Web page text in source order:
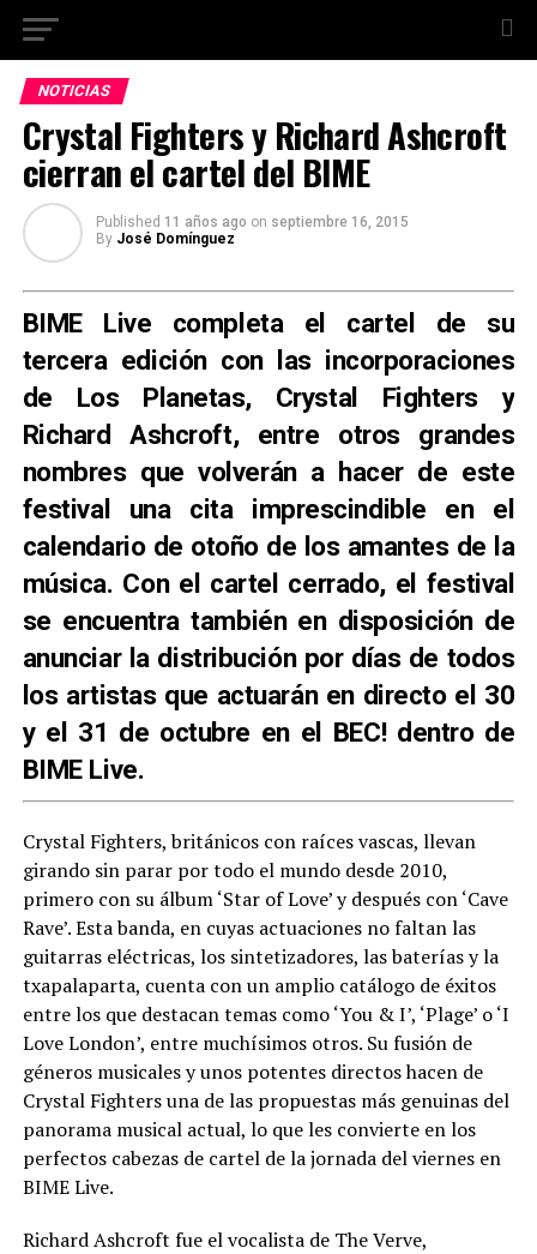
NOTICIAS
Crystal Fighters y Richard Ashcroft
cierran el cartel del BIME
Published 11 años ago on septiembre 16, 2015
By José Domínguez
BIME Live completa el cartel de su
tercera edición con las incorporaciones
de Los Planetas, Crystal Fighters y
Richard Ashcroft, entre otros grandes
nombres que volverán a hacer de este
festival una cita imprescindible en el
calendario de otoño de los amantes de la
música. Con el cartel cerrado, el festival
se encuentra también en disposición de
anunciar la distribución por días de todos
los artistas que actuarán en directo el 30
y el 31 de octubre en el BEC! dentro de
BIME Live.
Crystal Fighters, británicos con raíces vascas, llevan
girando sin parar por todo el mundo desde 2010,
primero con su álbum ‘Star of Love’ y después con ‘Cave
Rave’. Esta banda, en cuyas actuaciones no faltan las
guitarras eléctricas, los sintetizadores, las baterías y la
txapalaparta, cuenta con un amplio catálogo de éxitos
entre los que destacan temas como ‘You & I’, ‘Plage’ o ‘I
Love London’, entre muchísimos otros. Su fusión de
géneros musicales y unos potentes directos hacen de
Crystal Fighters una de las propuestas más genuinas del
panorama musical actual, lo que les convierte en los
perfectos cabezas de cartel de la jornada del viernes en
BIME Live.
Richard Ashcroft fue el vocalista de The Verve,